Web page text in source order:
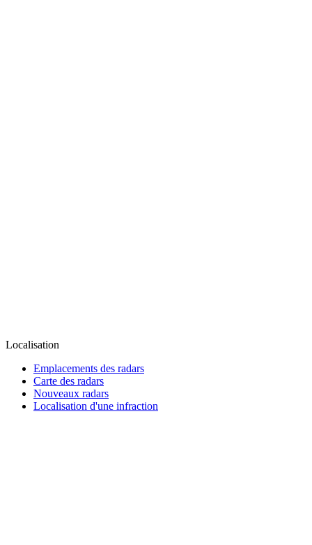
Localisation
Emplacements des radars
Carte des radars
Nouveaux radars
Localisation d'une infraction